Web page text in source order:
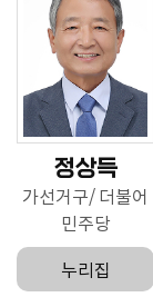
정상득
가선거구 더불어
민주당
누리집